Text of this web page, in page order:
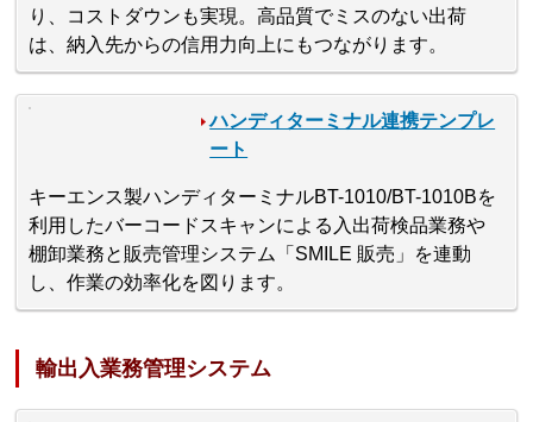
り、コストダウンも実現。高品質でミスのない出荷
は、納入先からの信用力向上にもつながります。
ハンディターミナル連携テンプレ
ート
キーエンス製ハンディターミナルBT-1010/BT-1010Bを
利用したバーコードスキャンによる入出荷検品業務や
棚卸業務と販売管理システム「SMILE 販売」を連動
し、作業の効率化を図ります。
輸出入業務管理システム